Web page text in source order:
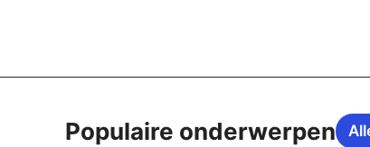
Populaire onderwerpen